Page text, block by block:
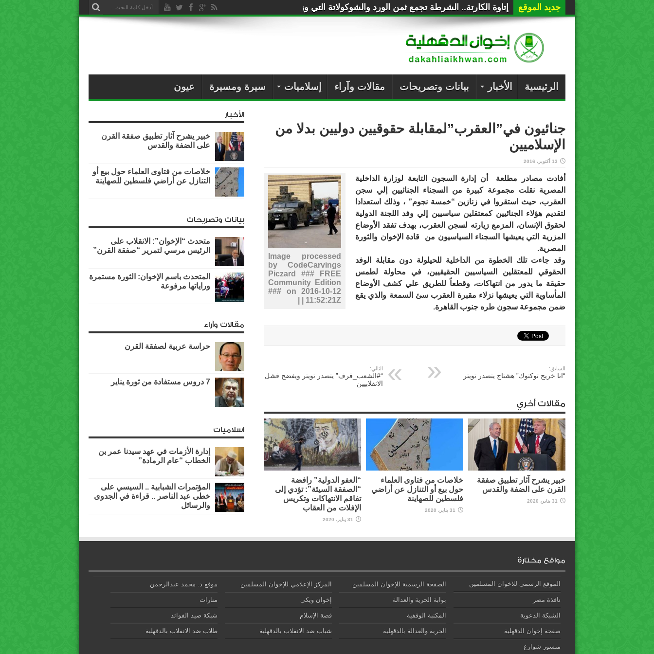
جديد الموقع إتاوة الكارتة.. الشرطة تجمع ثمن الورد والشوكولاتة التي وزعتها على المصريين!
الرئيسية الأخبار بيانات وتصريحات مقالات وآراء إسلاميات سيرة ومسيرة عيون
جنائيون في”العقرب”لمقابلة حقوقيين دوليين بدلا من
الإسلاميين
13 أكتوبر، 2016
Image processed
by CodeCarvings
Piczard ### FREE
Community Edition
### on 2016-10-12
11:52:21Z | |
أفادت مصادر مطلعة أن إدارة السجون التابعة لوزارة الداخلية
المصرية نقلت مجموعة كبيرة من السجناء الجنائيين إلي سجن
العقرب، حيث استقروا في زنازين “خمسة نجوم” ، وذلك استعدادا
لتقديم هؤلاء الجنائيين كمعتقلين سياسيين إلي وفد اللجنة الدولية
لحقوق الإنسان، المزمع زيارته لسجن العقرب، بهدف تفقد الأوضاع
المزرية التي يعيشها السجناء السياسيون من قادة الإخوان والثورة
المصرية.
وقد جاءت تلك الخطوة من الداخلية للحيلولة دون مقابلة الوفد
الحقوقي للمعتقلين السياسيين الحقيقيين، في محاولة لطمس
حقيقة ما يدور من انتهاكات، وقطعاً للطريق علي كشف الأوضاع
المأساوية التي يعيشها نزلاء مقبرة العقرب سئ السمعة والذي يقع
ضمن مجموعة سجون طره جنوب القاهرة.
السابق:
“انا خريج توكتوك” هشتاج يتصدر تويتر
التالي:
“#الشعب_قرف” يتصدر تويتر ويفضح فشل
الانقلابيين
مقالات أخري
خبير يشرح آثار تطبيق صفقة
القرن على الضفة والقدس
31 يناير، 2020
خلاصات من فتاوى العلماء
حول بيع أو التنازل عن أراضي
فلسطين للصهاينة
31 يناير، 2020
“العفو الدولية” رافضة
“الصفقة السيئة”: تؤدي إلى
تفاقم الانتهاكات وتكريس
الإفلات من العقاب
31 يناير، 2020
الأخبار
خبير يشرح آثار تطبيق صفقة القرن
على الضفة والقدس
خلاصات من فتاوى العلماء حول بيع أو
التنازل عن أراضي فلسطين للصهاينة
بيانات وتصريحات
متحدث “الإخوان”: الانقلاب على
الرئيس مرسي لتمرير “صفقة القرن”
المتحدث باسم الإخوان: الثورة مستمرة
وراياتها مرفوعة
مقالات وآراء
حراسة عربية لصفقة القرن
7 دروس مستفادة من ثورة يناير
اسلاميات
إدارة الأزمات في عهد سيدنا عمر بن
الخطاب “عام الرمادة”
المؤتمرات الشبابية .. السيسي على
خطى عبد الناصر .. قراءة في الجدوى
والرسائل
مواقع مختارة
الموقع الرسمي للاخوان المسلمين الصفحة الرسمية للإخوان المسلمين المركز الإعلامي للإخوان المسلمين موقع د. محمد عبدالرحمن
نافذة مصر بوابة الحرية والعدالة إخوان ويكي منارات
الشبكة الدعوية المكتبة الوقفية قصة الإسلام شبكة صيد الفوائد
صفحة إخوان الدقهلية الحرية والعدالة بالدقهلية شباب ضد الانقلاب بالدقهلية طلاب ضد الانقلاب بالدقهلية
منشور شوارع